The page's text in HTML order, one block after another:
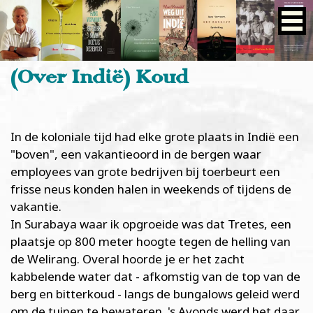
(Over Indië) Koud
In de koloniale tijd had elke grote plaats in Indië een
"boven", een vakantieoord in de bergen waar
employees van grote bedrijven bij toerbeurt een
frisse neus konden halen in weekends of tijdens de
vakantie.
In Surabaya waar ik opgroeide was dat Tretes, een
plaatsje op 800 meter hoogte tegen de helling van
de Welirang. Overal hoorde je er het zacht
kabbelende water dat - afkomstig van de top van de
berg en bitterkoud - langs de bungalows geleid werd